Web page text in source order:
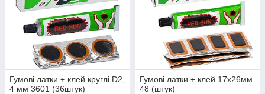
Гумові латки + клей круглі D2,
4 мм 3601 (36штук)
Гумові латки + клей 17х26мм
48 (штук)